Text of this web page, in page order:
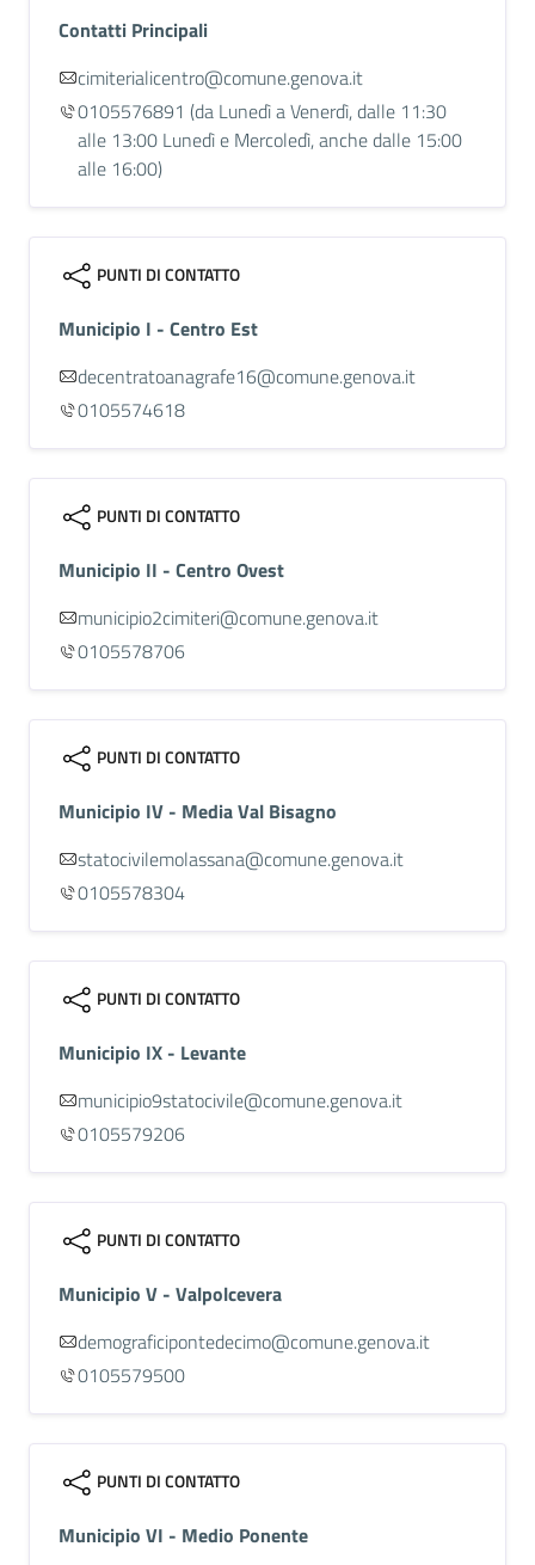
Contatti Principali
cimiterialicentro@comune.genova.it
0105576891 (da Lunedì a Venerdì, dalle 11:30
alle 13:00 Lunedì e Mercoledì, anche dalle 15:00
alle 16:00)
PUNTI DI CONTATTO
Municipio I - Centro Est
decentratoanagrafe16@comune.genova.it
0105574618
PUNTI DI CONTATTO
Municipio II - Centro Ovest
municipio2cimiteri@comune.genova.it
0105578706
PUNTI DI CONTATTO
Municipio IV - Media Val Bisagno
statocivilemolassana@comune.genova.it
0105578304
PUNTI DI CONTATTO
Municipio IX - Levante
municipio9statocivile@comune.genova.it
0105579206
PUNTI DI CONTATTO
Municipio V - Valpolcevera
demograficipontedecimo@comune.genova.it
0105579500
PUNTI DI CONTATTO
Municipio VI - Medio Ponente